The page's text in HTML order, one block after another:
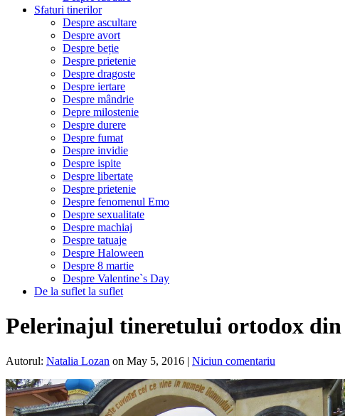
Sfaturi tinerilor
Despre ascultare
Despre avort
Despre beție
Despre prietenie
Despre dragoste
Despre iertare
Despre mândrie
Depre milostenie
Despre durere
Despre fumat
Despre invidie
Despre ispite
Despre libertate
Despre prietenie
Despre fenomenul Emo
Despre sexualitate
Despre machiaj
Despre tatuaje
Despre Haloween
Despre 8 martie
Despre Valentine`s Day
De la suflet la suflet
Pelerinajul tineretului ortodox din
Autorul: Natalia Lozan on May 5, 2016 | Niciun comentariu